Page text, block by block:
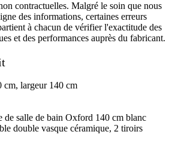
contractuelles. Malgré le soin que nous
des informations, certaines erreurs
à chacun de vérifier l'exactitude des
et des performances auprès du fabricant.
cm, largeur 140 cm
de salle de bain Oxford 140 cm blanc
double vasque céramique, 2 tiroirs